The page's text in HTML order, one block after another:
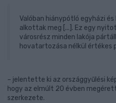
Valóban hiánypótló egyházi
alkottak meg [...]. Ez egy
városrész minden lakója
hovatartozása nélkül értékes
– jelentette ki az országgyűlési
hogy az elmúlt 20 évben
szerkezete.